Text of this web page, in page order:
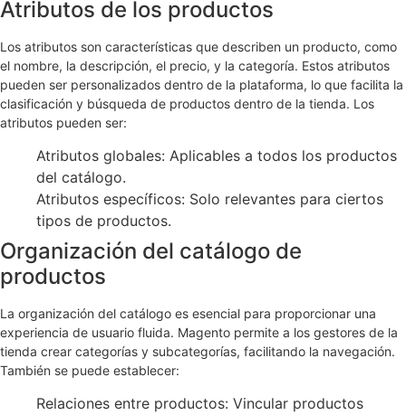
Atributos de los productos
Los atributos son características que describen un producto, como
el nombre, la descripción, el precio, y la categoría. Estos atributos
pueden ser personalizados dentro de la plataforma, lo que facilita la
clasificación y búsqueda de productos dentro de la tienda. Los
atributos pueden ser:
Atributos globales: Aplicables a todos los productos
del catálogo.
Atributos específicos: Solo relevantes para ciertos
tipos de productos.
Organización del catálogo de
productos
La organización del catálogo es esencial para proporcionar una
experiencia de usuario fluida. Magento permite a los gestores de la
tienda crear categorías y subcategorías, facilitando la navegación.
También se puede establecer:
Relaciones entre productos: Vincular productos